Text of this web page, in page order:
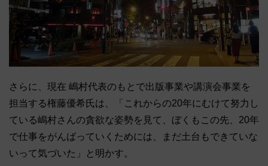
さらに、現在 嶋村代表のもとで出版事業や講演会事業を
担当する権藤優希氏は、「これからの20年にむけて努力し
ている嶋村さんの貪欲な姿勢を見て、ぼくもこの先、20年
で仕事をがんばっていくためには、まだ土台もできていな
いって気づいた」と明かす。